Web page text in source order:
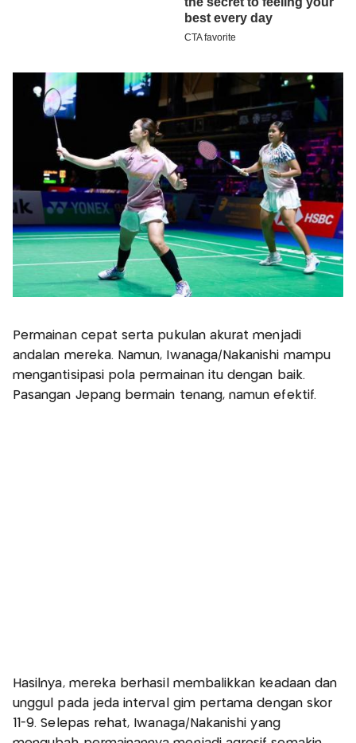
Permainan cepat serta pukulan akurat menjadi
andalan mereka. Namun, Iwanaga/Nakanishi mampu
mengantisipasi pola permainan itu dengan baik.
Pasangan Jepang bermain tenang, namun efektif.
Hasilnya, mereka berhasil membalikkan keadaan dan
unggul pada jeda interval gim pertama dengan skor
11-9. Selepas rehat, Iwanaga/Nakanishi yang